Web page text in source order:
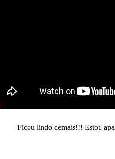
Ficou lindo demais!!! Estou